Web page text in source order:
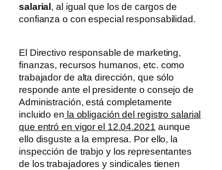
salarial , al igual que los de cargos de
confianza o con especial responsabilidad.
El Directivo responsable de marketing,
finanzas, recursos humanos, etc. como
trabajador de alta dirección, que sólo
responde ante el presidente o consejo de
Administración, está completamente
incluido en la obligación del registro salarial
que entró en vigor el 12.04.2021 aunque
ello disguste a la empresa. Por ello, la
inspección de trabjo y los representantes
de los trabajadores y sindicales tienen